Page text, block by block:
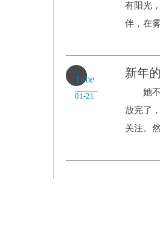
有阳光
伴，在
Time
01-21
新年
她不似
放完了
关注。